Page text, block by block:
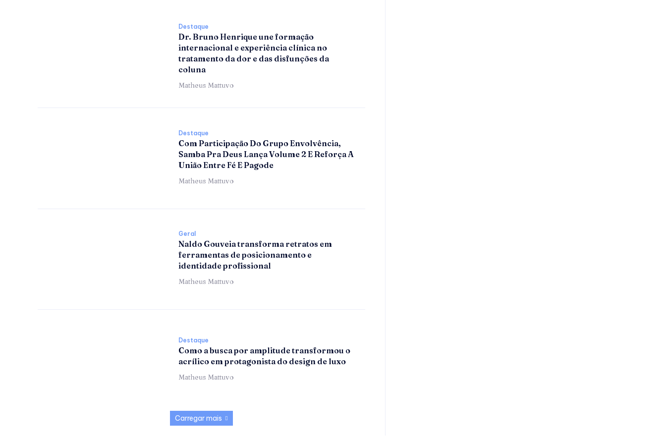
Destaque
Dr. Bruno Henrique une formação
internacional e experiência clínica no
tratamento da dor e das disfunções da
coluna
Matheus Mattuvo
Destaque
Com Participação Do Grupo Envolvência,
Samba Pra Deus Lança Volume 2 E Reforça A
União Entre Fé E Pagode
Matheus Mattuvo
Geral
Naldo Gouveia transforma retratos em
ferramentas de posicionamento e
identidade profissional
Matheus Mattuvo
Destaque
Como a busca por amplitude transformou o
acrílico em protagonista do design de luxo
Matheus Mattuvo
Carregar mais